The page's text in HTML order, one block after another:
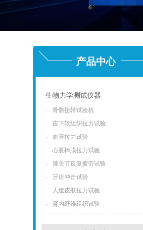
产品中心
生物力学测试仪器
骨骼扭转试验机
皮下软组织拉力试验
血管拉力试验
心脏棒膜拉力试验
膝关节反复疲劳试验
牙齿冲击试验
人造皮肤拉力试验
肾内纤维组织试验